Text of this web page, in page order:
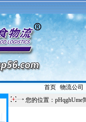
首页| 物流公司
您的位置：pHqghUme